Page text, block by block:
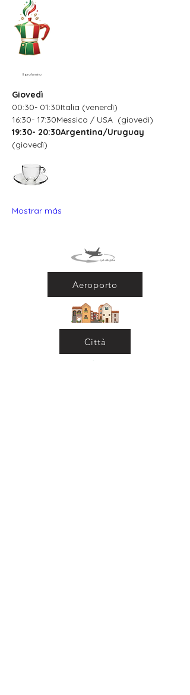
Il profumino
Giovedì
00:30- 01:30Italia (venerdì)
16:30- 17:30Messico / USA  (giovedì)
19:30- 20:30Argentina/Uruguay
(giovedì)
Mostrar más
Aeroporto
Città